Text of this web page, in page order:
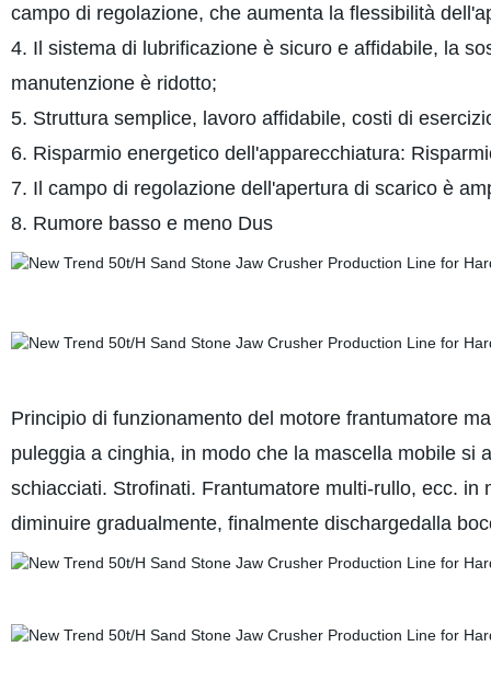
campo di regolazione, che aumenta la flessibilità
4. Il sistema di lubrificazione è sicuro e affidabile, la
manutenzione è ridotto;
5. Struttura semplice, lavoro affidabile, costi di
6. Risparmio energetico dell'apparecchiatura:
7. Il campo di regolazione dell'apertura di scarico è
8. Rumore basso e meno Dus
Principio di funzionamento del motore frantumatore
puleggia a cinghia, in modo che la mascella mobile
schiacciati. Strofinati. Frantumatore multi-rullo, ecc.
diminuire gradualmente, finalmente dischargedalla